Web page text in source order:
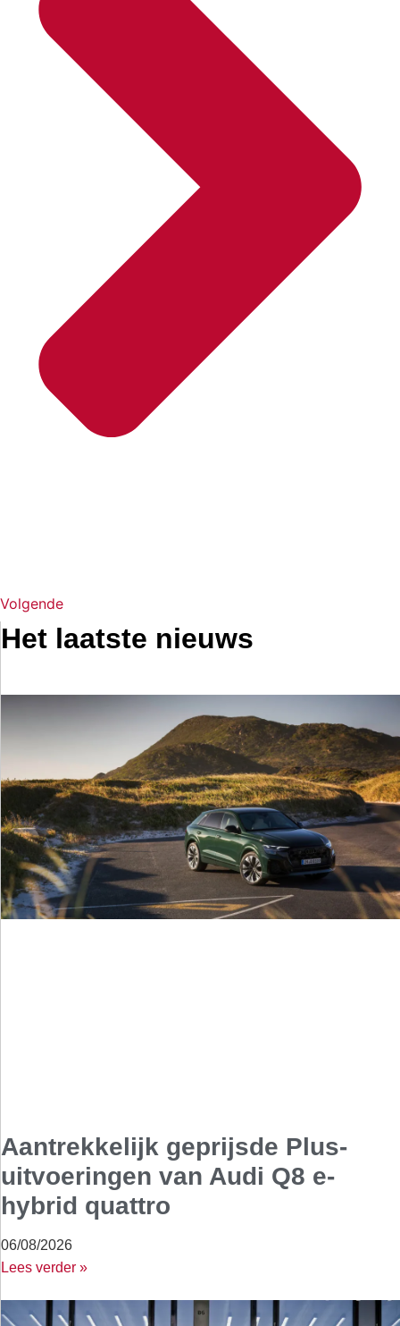
Volgende
Het laatste nieuws
Aantrekkelijk geprijsde Plus-
uitvoeringen van Audi Q8 e-
hybrid quattro
06/08/2026
Lees verder »